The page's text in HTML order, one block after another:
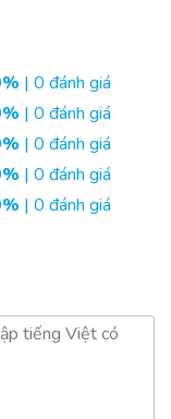
| 0 đánh giá
| 0 đánh giá
| 0 đánh giá
| 0 đánh giá
| 0 đánh giá